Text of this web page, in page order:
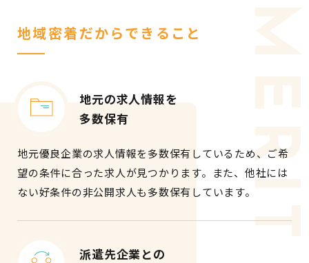
MERIT
地域密着だからできること
地元の求人情報を
多数保有
地元優良企業の求人情報を多数保有しているため、ご希
望の条件に合った求人が見つかります。また、他社には
ない好条件の非公開求人も多数保有しています。
派遣先企業との